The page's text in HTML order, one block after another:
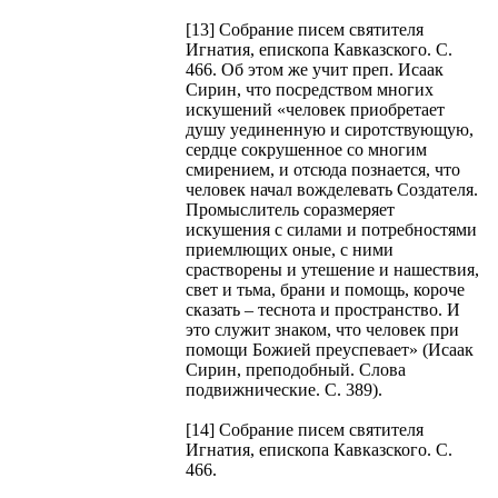
[13] Собрание писем святителя
Игнатия, епископа Кавказского. С.
466. Об этом же учит преп. Исаак
Сирин, что посредством многих
искушений «человек приобретает
душу уединенную и сиротствующую,
сердце сокрушенное со многим
смирением, и отсюда познается, что
человек начал вожделевать Создателя.
Промыслитель соразмеряет
искушения с силами и потребностями
приемлющих оные, с ними
срастворены и утешение и нашествия,
свет и тьма, брани и помощь, короче
сказать – теснота и пространство. И
это служит знаком, что человек при
помощи Божией преуспевает» (Исаак
Сирин, преподобный. Слова
подвижнические. С. 389).
[14] Собрание писем святителя
Игнатия, епископа Кавказского. С.
466.